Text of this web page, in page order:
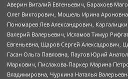
Аверин Виталий Евгеньевич, Барахоев
Олег Викторович, Мошель Ирина
Пономарев Лев Александрович,
Валерий Валерьевич, Исламов Тимур
Евгеньевна, Щаров Сергей Алексадрович,
Гасан Ольга Павловна, Паутов Юрий
Маркович, Пислакова-Паркер Марина
Владимировна, Чуркина Наталья